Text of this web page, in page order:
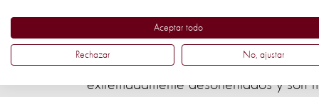
La audición de los perros y gatos es
artificiales pueden ser una
extremadamente desorientados y son
Aceptar todo
Rechazar No, ajustar